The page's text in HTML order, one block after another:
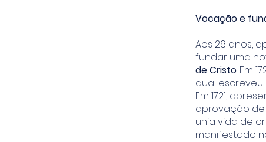
Vocação e
Aos 26 anos,
fundar uma
de Cristo. Em
qual escreveu
Em 1721,
aprovação
unia vida de
manifestado